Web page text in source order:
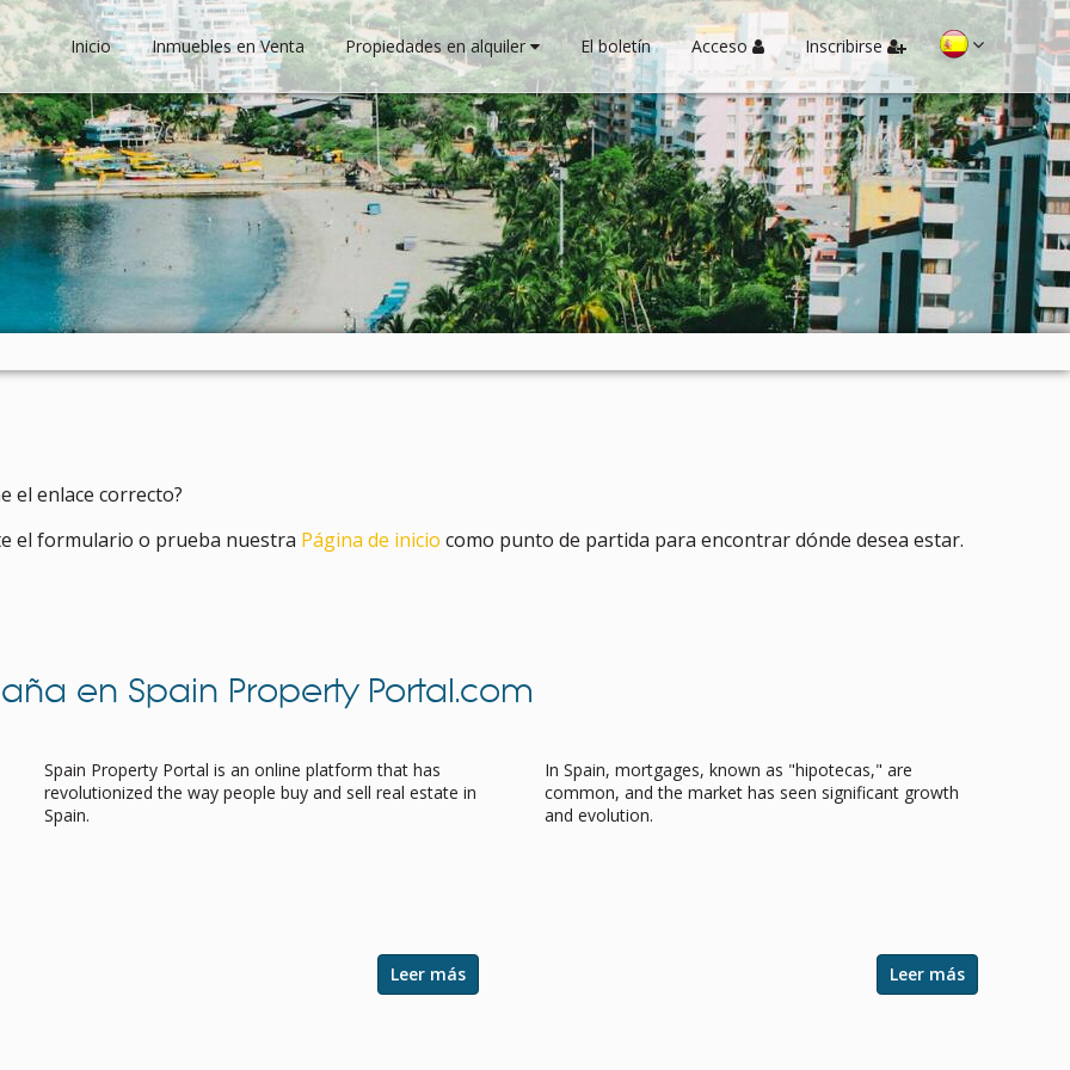
Inicio Inmuebles en Venta Propiedades en alquiler El boletín Acceso Inscribirse
el enlace correcto?
el formulario o prueba nuestra Página de inicio como punto de partida para encontrar dónde desea estar.
en Spain Property Portal.com
Spain Property Portal for Professional
Spain Property Portal is an online platform that has
revolutionized the way people buy and sell real estate in
Spain.
Leer más
In Spain, mortgages, known as "hipotecas," are
common, and the market has seen significant growth
and evolution.
Leer más